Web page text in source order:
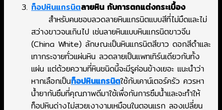
ท็อปหินแกรนิตลายหิน กับการตกแต่งกระเบื้อง
สำหรับคนชอบลวดลายหินแกรนิตแบบสีที่ไม่มืดและไม่
สว่างขาวจนเกินไป เช่นลายหินแบบหินแกรนิตขาวจีน
(China White) ลักษณะเป็นหินแกรนิตสีขาว ดอกสีดำและ
เทากระจายทั่วแผ่นหิน ลวดลายเป็นแพทเทิร์นเดียวกันทั้ง
แผ่น แต่ด้วยความที่หินชนิดนี้จะมีรูค่อนข้างเยอะ แนะนำว่า
หากเลือกเป็นท็อปหินแกรนิตใช้กับเคาน์เตอร์ครัว ควรหา
น้ำยากันซึมที่คุณภาพดีมาใช้เพื่อกันการซึมน้ำและจะทำให้
ท็อปหินด่างไม่สวยเงางามเหมือนในตอนแรก ลองเปลี่ยน